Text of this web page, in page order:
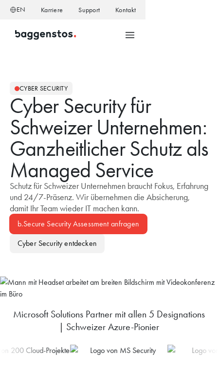
EN Karriere Support Kontakt
CYBER SECURITY
Cyber Security für
Schweizer Unternehmen:
Ganzheitlicher Schutz als
Managed Service
Schutz für Schweizer Unternehmen braucht Fokus, Erfahrung
und 24/7-Präsenz. Wir übernehmen die Absicherung,
damit Ihr Team wieder IT machen kann.
b.Secure Security Assessment anfragen
Cyber Security
Microsoft Solutions Partner mit allen 5 Designations
| Schweizer Azure-Pionier